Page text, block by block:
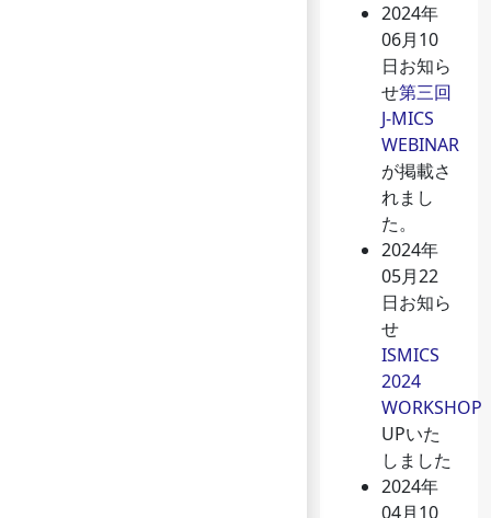
2024年
06月10
日お知ら
せ第三回
J-MICS
WEBINAR
が掲載さ
れまし
た。
2024年
05月22
日お知ら
せ
ISMICS
2024
WORKSHOP
UPいた
しました
2024年
04月10